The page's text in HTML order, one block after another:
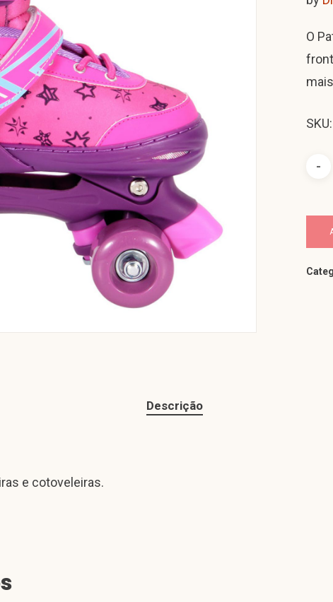
O
Descrição
e cotoveleiras.